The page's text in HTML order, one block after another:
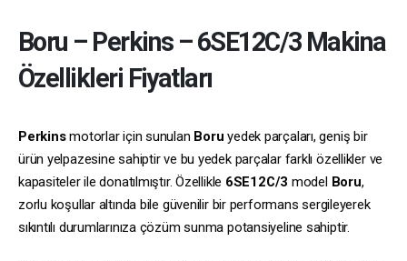
Boru – Perkins–6SE12C/3Makina
Özellikleri Fiyatları
Perkinsmotorlar için sunulan Boru yedek parçaları, geniş bir
ürün yelpazesine sahiptir ve bu yedek parçalar farklı özellikler ve
kapasiteler ile donatılmıştır. Özellikle 6SE12C/3 model Boru,
zorlu koşullar altında bile güvenilir bir performans sergileyerek
sıkıntılı durumlarınıza çözüm sunma potansiyeline sahiptir.